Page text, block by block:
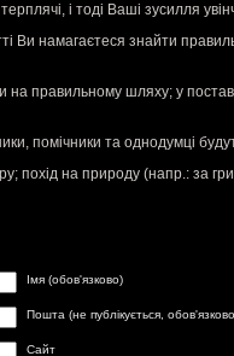
і тоді Ваші зусилля
Ви намагаєтеся знайти
правильному шляху; у
помічники та однодумці
похід на природу (напр.: за
Імя (обов'язково)
Пошта (не публікується,
Сайт